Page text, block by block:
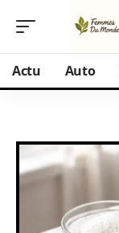
Actu Auto